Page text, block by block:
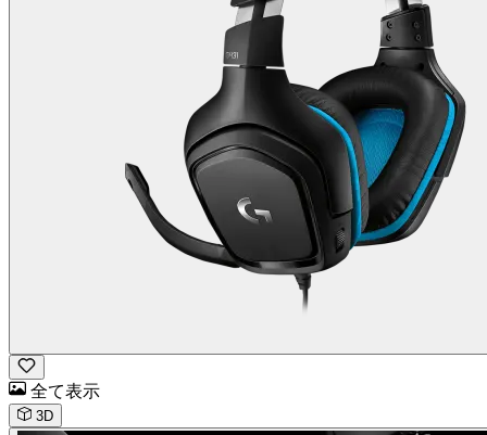
全て表示
3D